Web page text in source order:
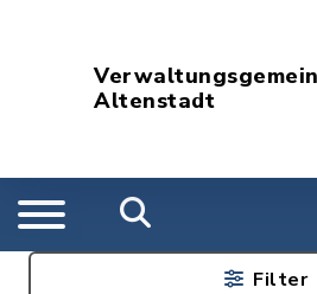
Altenstadt
Filter